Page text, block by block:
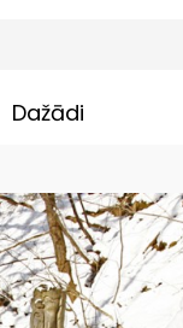
Dažādi